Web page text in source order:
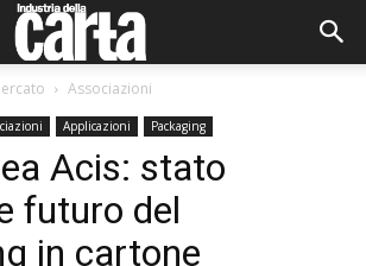
Associazioni
Applicazioni Packaging
Acis: stato
futuro del
in cartone